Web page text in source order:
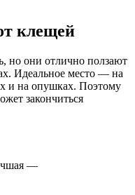
клещей
но они отлично ползают
Идеальное место — на
и на опушках. Поэтому
закончиться
—